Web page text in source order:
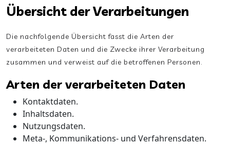
Übersicht der Verarbeitungen
Die nachfolgende Übersicht fasst die Arten der
verarbeiteten Daten und die Zwecke ihrer Verarbeitung
zusammen und verweist auf die betroffenen Personen.
Arten der verarbeiteten Daten
Kontaktdaten.
Inhaltsdaten.
Nutzungsdaten.
Meta-, Kommunikations- und Verfahrensdaten.